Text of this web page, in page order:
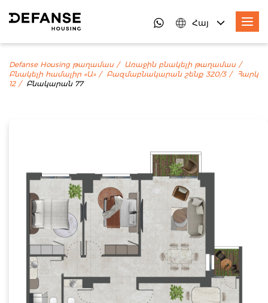
Հայ
Defanse Housing թաղամաս
Առաջին բնակելի թաղամաս
Բնակելի համալիր «Ա»
Բազմաբնակարան շենք 320/3
Հարկ
12
Բնակարան 77